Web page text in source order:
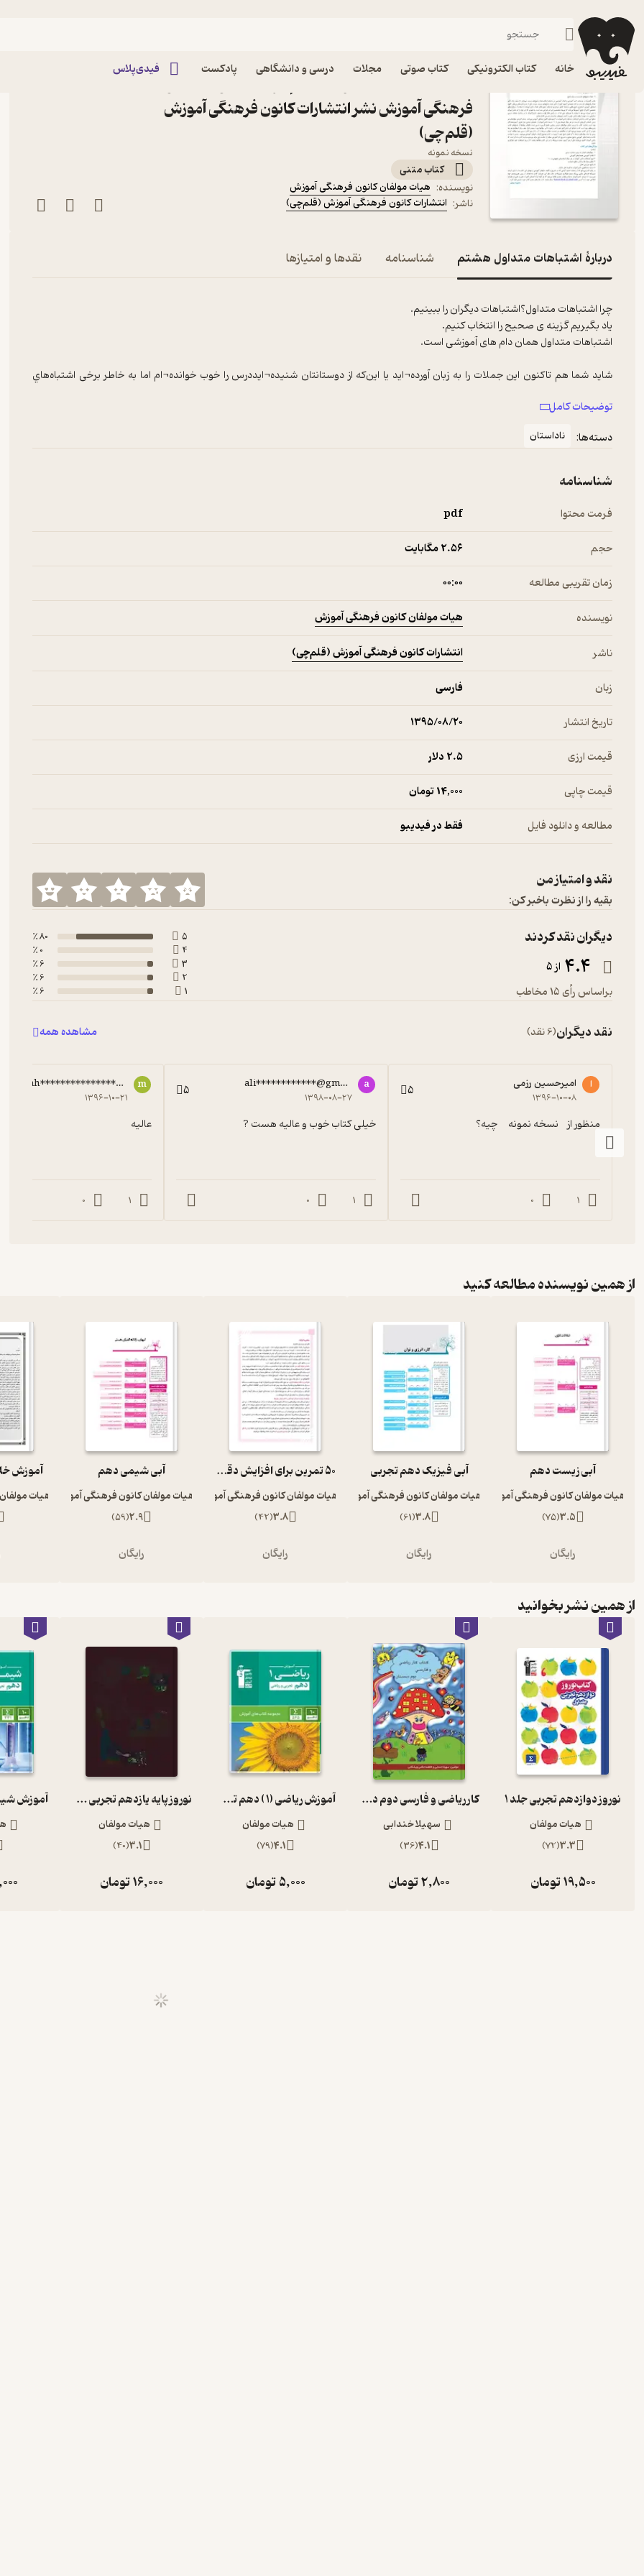
خانه کتاب الکترونیکی کتاب صوتی مجلات درسی و دانشگاهی پادکست فیدی‌پلاس
فیدیبو کتاب الکترونیکی
فرهنگی آموزش نشر انتشارات کانون فرهنگی آموزش
(قلم‌چی)
نسخه نمونه
کتاب متنی
نویسنده: هیات مولفان کانون فرهنگی آموزش
ناشر: انتشارات کانون فرهنگی آموزش (قلم‌چی)
دربارۀ اشتباهات متداول هشتم شناسنامه نقدها و امتیازها
شايد شما هم تاكنون اين جملات را به زبان آورده¬ايد يا اين‌كه از دوستانتان شنيده¬ايددرس را خوب خوانده¬ام اما به خاطر برخی اشتباه‌هاي
نيستيد كه گرفتار اين خطاها مي‌شويد. بسياري از اين اشتباهات آن قدر توسط هم كلاسي‌هاي شما تكرار مي¬شوند كه نام آن‌ها را اشتباهات
براي اينكه به شما دانش آموزان بگوییم که همتایان شما در هر مبحث معمولا در کجا اشتباه می کنند و علت اشتباهات آنها چیست تا شما در
مطالعه آن مبحث توجه بیشتری به آن نکات داشته باشيد. توصیه ما به شما دانش آموز گرامي اين است كه از تجربه¬ی بقیه دانش آموزان
آزمون‌دهندگان کانون فرهنگی آموزش بوده است. به منظور سنجش دانش آموزان در برخورد با سوالات دام دار، سوال ها را از پاسخ تفکیک کرده ایم
توضیحات کامل
دسته‌ها:
ناداستان
شناسنامه
فرمت محتوا pdf
حجم 2.۵۶ مگابایت
زمان تقریبی مطالعه ۰۰:۰۰
نویسنده هیات مولفان کانون فرهنگی آموزش
ناشر انتشارات کانون فرهنگی آموزش (قلم‌چی)
زبان فارسی
تاریخ انتشار ۱۳۹۵/۰۸/۲۰
قیمت ارزی 2.۵ دلار
قیمت چاپی 14,000 تومان
مطالعه و دانلود فایل فقط در فیدیبو
نقد و امتیاز من
بقیه را از نظرت باخبر کن:
دیگران نقد کردند
4.4 از 5
براساس رأی 15 مخاطب
5
80 ٪
4
0 ٪
3
6 ٪
2
6 ٪
1
6 ٪
نقد دیگران(6 نقد) مشاهده همه
ا امیرحسین رزمی
۱۳۹۶-۱۰-۰۸ 5
منظور از    نسخه نمونه     چیه؟
1
0
a
ali************@gmail.com
۱۳۹۸-۰۸-۲۷ 5
خیلی کتاب خوب و عالیه هست ?
1
0
m
mah***************@gmail.com
۱۳۹۶-۱۰-۲۱
عالیه
1
0
از همین نویسنده مطالعه کنید
آبی زیست دهم
هیات مولفان کانون فرهنگی آموزش
3.5
(
75
)
رایگان
آبی فیزیک دهم تجربی
هیات مولفان کانون فرهنگی آموزش
3.8
(
61
)
رایگان
50 تمرین برای افزایش دقت و تمرکز
هیات مولفان کانون فرهنگی آموزش
3.8
(
42
)
رایگان
آبی شیمی دهم
هیات مولفان کانون فرهنگی آموزش
2.9
(
59
)
رایگان
آموزش
هیات
از همین نشر بخوانید
نوروز دوازدهم تجربی جلد 1
هیات مولفان
3.3
(
72
)
19,500تومان
کار ریاضی و فارسی دوم دبستان
سهیلا خندابی
4.1
(
36
)
2,800تومان
آموزش ریاضی (1 ) دهم تجربی و ریاضی
هیات مولفان
4.1
(
79
)
5,000تومان
نوروز پایه یازدهم تجربی جلد 1
هیات مولفان
3.1
(
40
)
16,000تومان